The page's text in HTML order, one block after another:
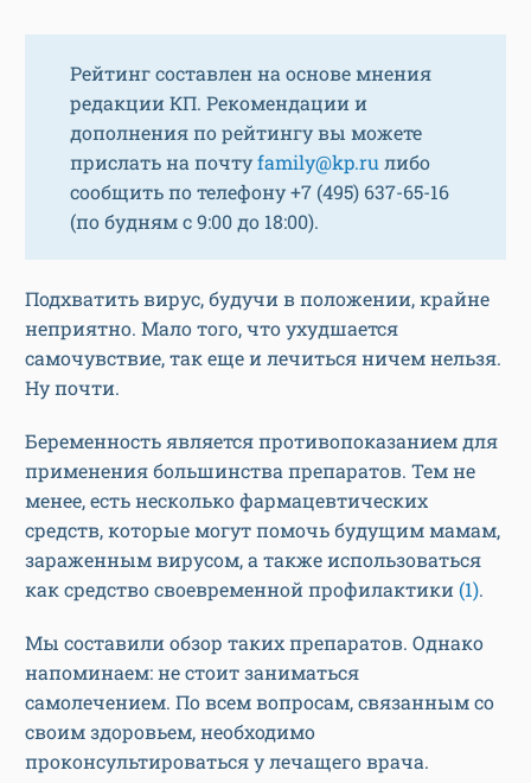
Рейтинг составлен на основе мнения
редакции КП. Рекомендации и
дополнения по рейтингу вы можете
прислать на почтуfamily@kp.ru либо
сообщить по телефону +7 (495) 637-65-16
(по будням с 9:00 до 18:00).
Подхватить вирус, будучи в положении, крайне
неприятно. Мало того, что ухудшается
самочувствие, так еще и лечиться ничем нельзя.
Ну почти.
Беременность является противопоказанием для
применения большинства препаратов. Тем не
менее, есть несколько фармацевтических
средств, которые могут помочь будущим мамам,
зараженным вирусом, а также использоваться
как средство своевременной профилактики (1).
Мы составили обзор таких препаратов. Однако
напоминаем: не стоит заниматься
самолечением. По всем вопросам, связанным со
своим здоровьем, необходимо
проконсультироваться у лечащего врача.